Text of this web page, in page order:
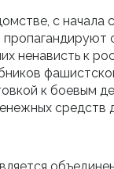
с начала
пропагандируют
ненависть к
к боевым
средств